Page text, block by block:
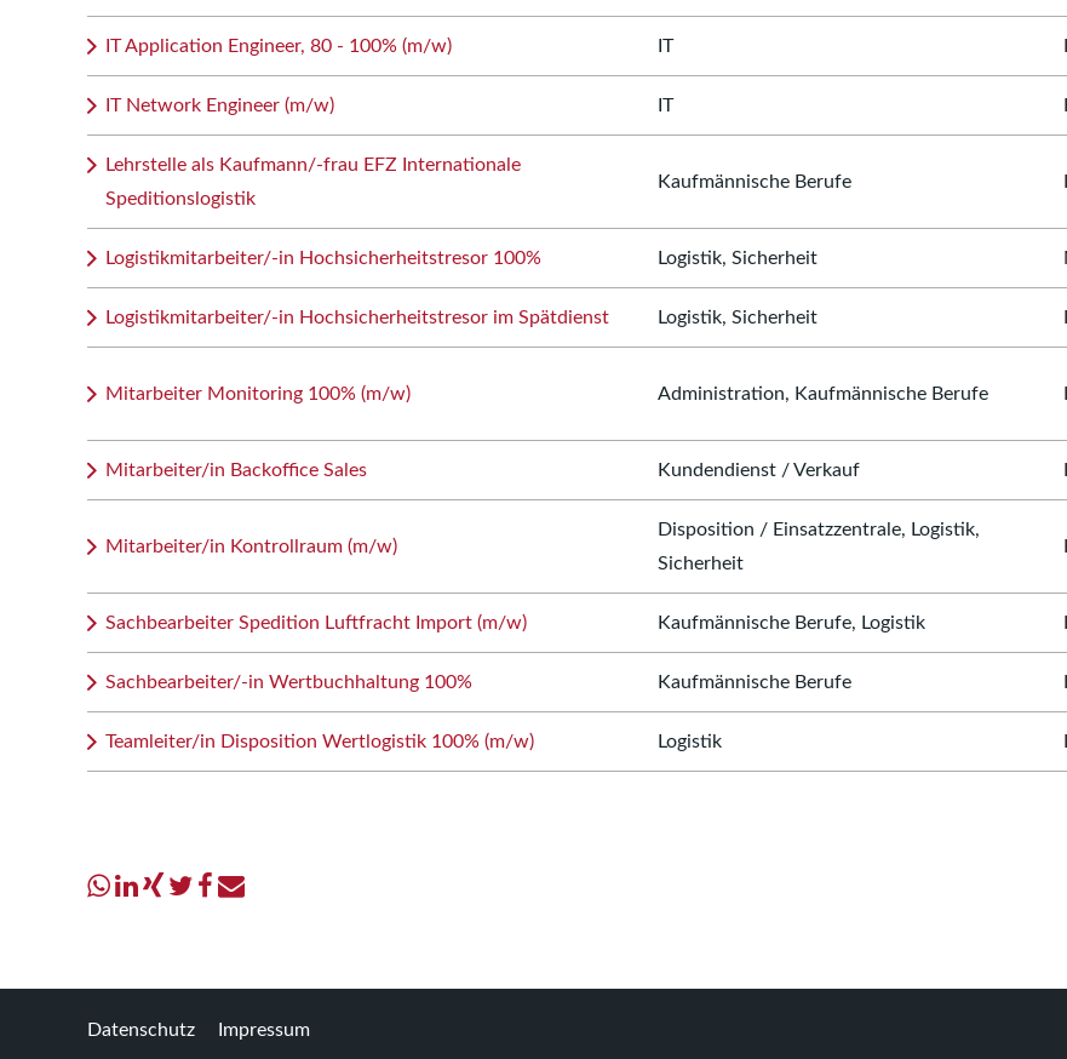
IT Application Engineer, 80 - 100% (m/w) IT
IT Network Engineer (m/w) IT
Lehrstelle als Kaufmann/-frau EFZ Internationale
Speditionslogistik
Kaufmännische Berufe
Logistikmitarbeiter/-in Hochsicherheitstresor 100% Logistik, Sicherheit
Logistikmitarbeiter/-in Hochsicherheitstresor im Spätdienst Logistik, Sicherheit
Mitarbeiter Monitoring 100% (m/w) Administration, Kaufmännische Berufe
Mitarbeiter/in Backoffice Sales Kundendienst / Verkauf
Mitarbeiter/in Kontrollraum (m/w)
Disposition / Einsatzzentrale, Logistik,
Sicherheit
Sachbearbeiter Spedition Luftfracht Import (m/w) Kaufmännische Berufe, Logistik
Sachbearbeiter/-in Wertbuchhaltung 100% Kaufmännische Berufe
Teamleiter/in Disposition Wertlogistik 100% (m/w) Logistik
Datenschutz Impressum